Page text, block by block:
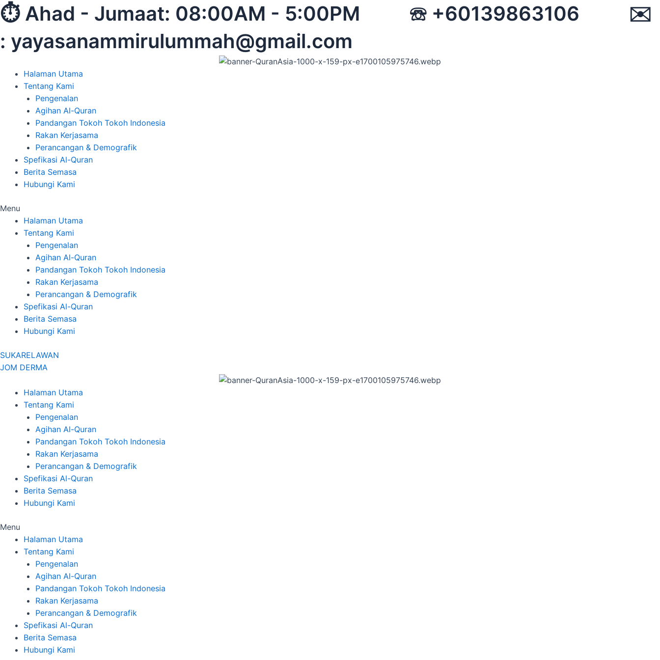
Skip
to
⏱︎ Ahad - Jumaat: 08:00AM - 5:00PM ☏ +60139863106 ✉︎
: yayasanammirulummah@gmail.com
Halaman Utama
Tentang Kami
Pengenalan
Agihan Al-Quran
Pandangan Tokoh Tokoh Indonesia
Rakan Kerjasama
Perancangan & Demografik
Spefikasi Al-Quran
Berita Semasa
Hubungi Kami
Menu
Halaman Utama
Tentang Kami
Pengenalan
Agihan Al-Quran
Pandangan Tokoh Tokoh Indonesia
Rakan Kerjasama
Perancangan & Demografik
Spefikasi Al-Quran
Berita Semasa
Hubungi Kami
SUKARELAWAN
JOM DERMA
Halaman Utama
Tentang Kami
Pengenalan
Agihan Al-Quran
Pandangan Tokoh Tokoh Indonesia
Rakan Kerjasama
Perancangan & Demografik
Spefikasi Al-Quran
Berita Semasa
Hubungi Kami
Menu
Halaman Utama
Tentang Kami
Pengenalan
Agihan Al-Quran
Pandangan Tokoh Tokoh Indonesia
Rakan Kerjasama
Perancangan & Demografik
Spefikasi Al-Quran
Berita Semasa
Hubungi Kami